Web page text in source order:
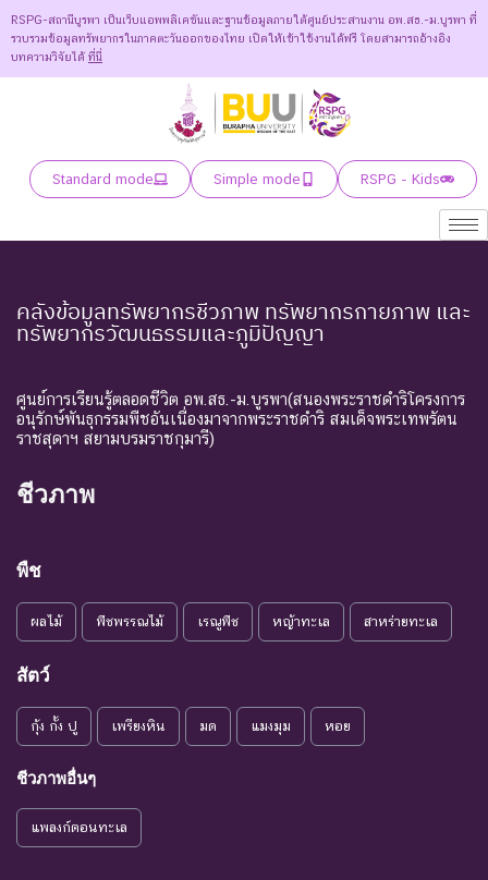
RSPG-สถานีบูรพา เป็นเว็บแอพพลิเคชันและฐานข้อมูลภายใต้ศูนย์ประสานงาน อพ.สธ.-ม.บูรพา ที่
รวบรวมข้อมูลทรัพยากรในภาคตะวันออกของไทย เปิดให้เข้าใช้งานได้ฟรี โดยสามารถอ้างอิง
บทความวิจัยได้ ที่นี่
Standard mode Simple mode RSPG - Kids
คลังข้อมูลทรัพยากรชีวภาพ ทรัพยากรกายภาพ และ
ทรัพยากรวัฒนธรรมและภูมิปัญญา
ศูนย์การเรียนรู้ตลอดชีวิต อพ.สธ.-ม.บูรพา(สนองพระราชดำริโครงการ
อนุรักษ์พันธุกรรมพืชอันเนื่องมาจากพระราชดำริ สมเด็จพระเทพรัตน
ราชสุดาฯ สยามบรมราชกุมารี)
ชีวภาพ
พืช
ผลไม้ พืชพรรณไม้ เรณูพืช หญ้าทะเล สาหร่ายทะเล
สัตว์
กุ้ง กั้ง ปู เพรียงหิน มด แมงมุม หอย
ชีวภาพอื่นๆ
แพลงก์ตอนทะเล